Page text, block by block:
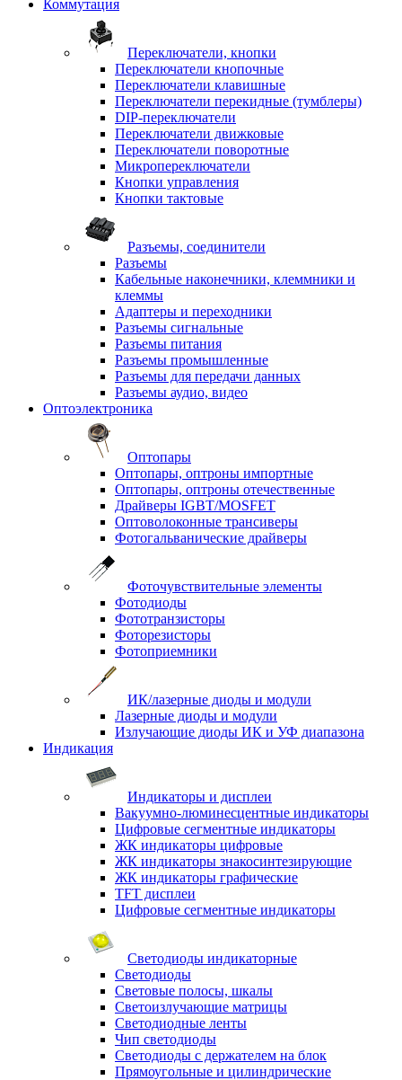
Коммутация
Переключатели, кнопки
Переключатели кнопочные
Переключатели клавишные
Переключатели перекидные (тумблеры)
DIP-переключатели
Переключатели движковые
Переключатели поворотные
Микропереключатели
Кнопки управления
Кнопки тактовые
Разъемы, соединители
Разъемы
Кабельные наконечники, клеммники и
клеммы
Адаптеры и переходники
Разъемы сигнальные
Разъемы питания
Разъемы промышленные
Разъемы для передачи данных
Разъемы аудио, видео
Оптоэлектроника
Оптопары
Оптопары, оптроны импортные
Оптопары, оптроны отечественные
Драйверы IGBT/MOSFET
Оптоволоконные трансиверы
Фотогальванические драйверы
Фоточувствительные элементы
Фотодиоды
Фототранзисторы
Фоторезисторы
Фотоприемники
ИК/лазерные диоды и модули
Лазерные диоды и модули
Излучающие диоды ИК и УФ диапазона
Индикация
Индикаторы и дисплеи
Вакуумно-люминесцентные индикаторы
Цифровые сегментные индикаторы
ЖК индикаторы цифровые
ЖК индикаторы знакосинтезирующие
ЖК индикаторы графические
TFT дисплеи
Цифровые сегментные индикаторы
Светодиоды индикаторные
Светодиоды
Световые полосы, шкалы
Светоизлучающие матрицы
Светодиодные ленты
Чип светодиоды
Светодиоды с держателем на блок
Прямоугольные и цилиндрические